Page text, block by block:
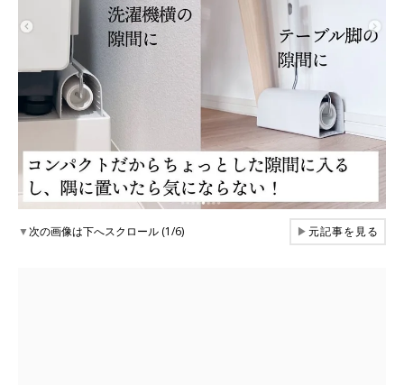
▼次の画像は下へスクロール (1/6) ▶元記事を見る